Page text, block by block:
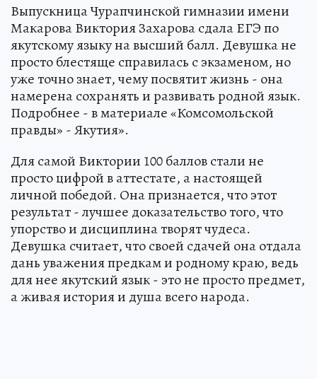
Выпускница Чурапчинской гимназии имени
Макарова Виктория Захарова сдала ЕГЭ по
якутскому языку на высший балл. Девушка не
просто блестяще справилась с экзаменом, но
уже точно знает, чему посвятит жизнь - она
намерена сохранять и развивать родной язык.
Подробнее - в материале «Комсомольской
правды» - Якутия».
Для самой Виктории 100 баллов стали не
просто цифрой в аттестате, а настоящей
личной победой. Она признается, что этот
результат - лучшее доказательство того, что
упорство и дисциплина творят чудеса.
Девушка считает, что своей сдачей она отдала
дань уважения предкам и родному краю, ведь
для нее якутский язык - это не просто предмет,
а живая история и душа всего народа.